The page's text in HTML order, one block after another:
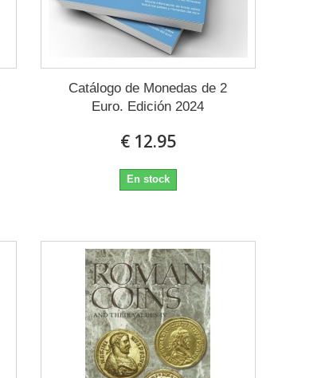
Catálogo de Monedas de 2
Euro. Edición 2024
€ 12.95
En stock